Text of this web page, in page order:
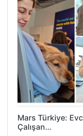
Mars Türkiye:
Çalışan…